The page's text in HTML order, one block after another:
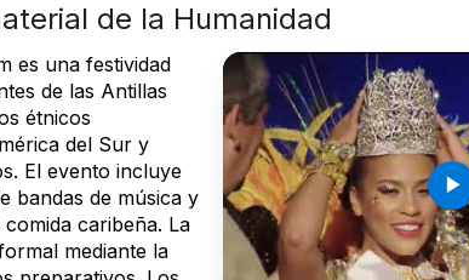
de la Humanidad
play_arrow
es una festividad
de las Antillas
étnicos
del Sur y
El evento incluye
bandas de música y
caribeña. La
mediante la